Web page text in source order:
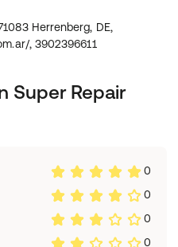
chloride, trideceth-12,
linalool, mica (ci 77019),
Herrenberg, DE,
, 3902396611
Super Repair
0
0
0
0